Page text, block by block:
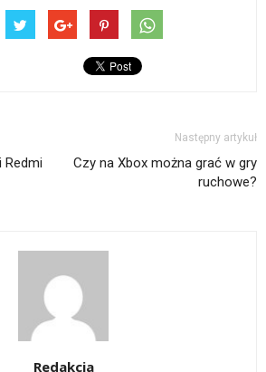
Redmi
Następny artykuł
Czy na Xbox można grać w gry
ruchowe?
Redakcja